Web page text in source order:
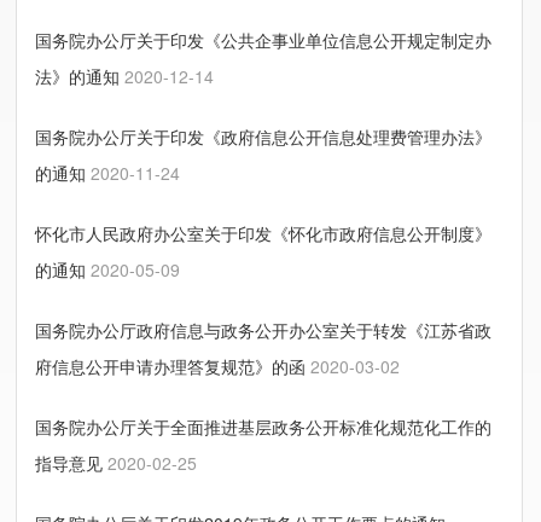
国务院办公厅关于印发《公共企事业单位信息公开规定制定办
法》的通知 2020-12-14
国务院办公厅关于印发《政府信息公开信息处理费管理办法》
的通知 2020-11-24
怀化市人民政府办公室关于印发《怀化市政府信息公开制度》
的通知 2020-05-09
国务院办公厅政府信息与政务公开办公室关于转发《江苏省政
府信息公开申请办理答复规范》的函 2020-03-02
国务院办公厅关于全面推进基层政务公开标准化规范化工作的
指导意见 2020-02-25